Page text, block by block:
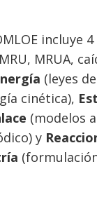
incluye
MRUA,
(leyes
cinética),
(modelos
y